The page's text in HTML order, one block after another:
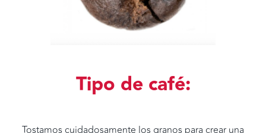
Tipo de café:
Tostamos cuidadosamente los granos para crear una